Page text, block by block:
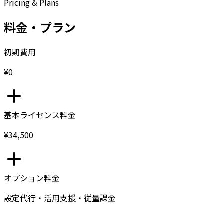
料金・プラン
初期費用
¥0
基本ライセンス料金
¥34,500
オプション料金
設定代行・活用支援・従量課金